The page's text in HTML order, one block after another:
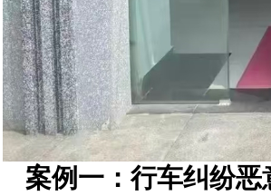
案例一：行车纠纷